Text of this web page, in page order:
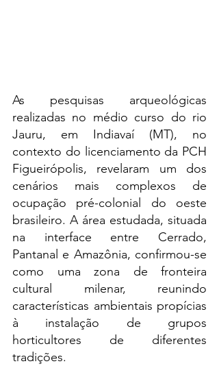
As pesquisas arqueológicas
realizadas no médio curso do rio
Jauru, em Indiavaí (MT), no
contexto do licenciamento da PCH
Figueirópolis, revelaram um dos
cenários mais complexos de
ocupação pré-colonial do oeste
brasileiro. A área estudada, situada
na interface entre Cerrado,
Pantanal e Amazônia, confirmou-se
como uma zona de fronteira
cultural milenar, reunindo
características ambientais propícias
à instalação de grupos
horticultores de diferentes
tradições.